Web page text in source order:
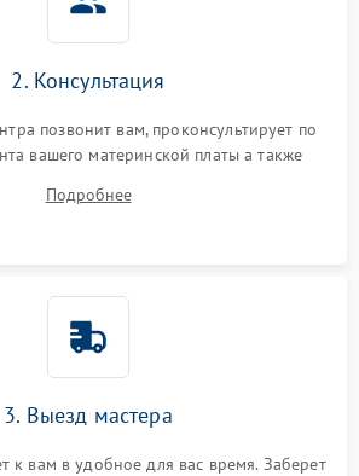
2. Консультация
позвонит вам, проконсультирует по
вашего материнской платы а также
Подробнее
3. Выезд мастера
к вам в удобное для вас время. Заберет